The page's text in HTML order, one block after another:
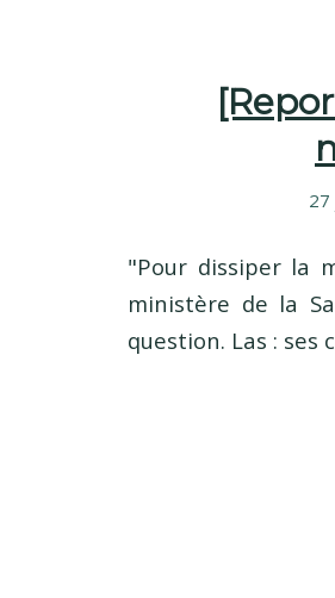
27
"Pour dissiper la
ministère de la
question. Las : ses